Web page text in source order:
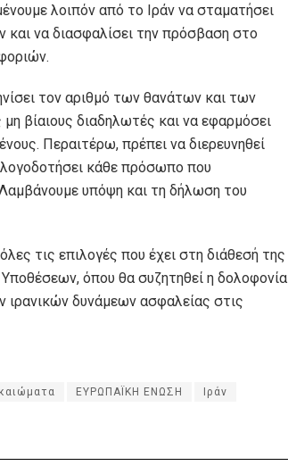
λοιπόν από το Ιράν να σταματήσει
να διασφαλίσει την πρόσβαση στο
τον αριθμό των θανάτων και των
βίαιους διαδηλωτές και να εφαρμόσει
Περαιτέρω, πρέπει να διερευνηθεί
κάθε πρόσωπο που
υπόψη και τη δήλωση του
τις επιλογές που έχει στη διάθεσή της
όπου θα συζητηθεί η δολοφονία
δυνάμεων ασφαλείας στις
ΕΥΡΩΠΑΪΚΗ ΕΝΩΣΗ Ιράν